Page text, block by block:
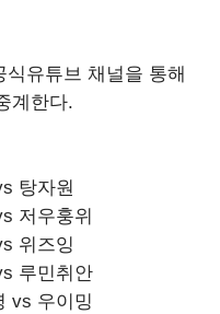
식유튜브 채널을 통해
계한다.
탕자원
저우훙위
위즈잉
루민취안
vs 우이밍